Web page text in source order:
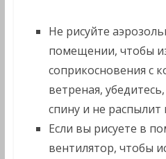
Не рисуйте
помещении, чтобы
соприкосновения с
ветреная,
спину и не распылит
Если вы рисуете в
вентилятор, чтобы